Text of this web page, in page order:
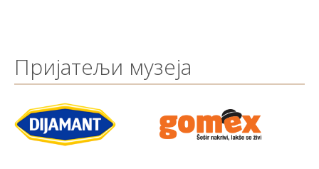
Пријатељи музеја